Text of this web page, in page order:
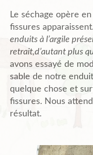
Le séchage opère
fissures
enduits à l’argile
retrait,d’autant plus
avons essayé de
sable de notre
quelque chose et
fissures. Nous
résultat.